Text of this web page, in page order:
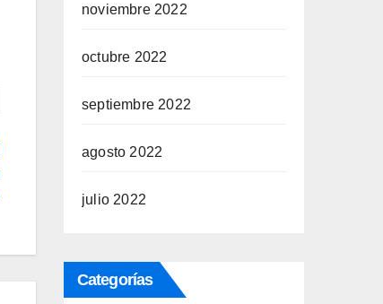
noviembre 2022
octubre 2022
septiembre 2022
agosto 2022
julio 2022
Categorías